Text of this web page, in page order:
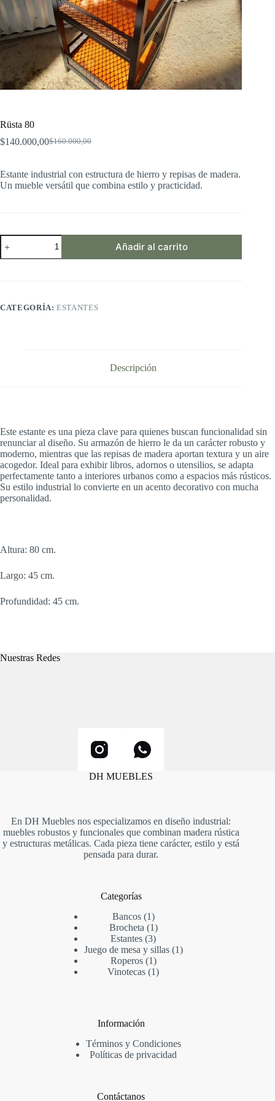
Rüsta 80
$160.000,00
El
era:
$160.000,00.
$140.000,00El
es:
$140.000,00.
Estante industrial con estructura de hierro y repisas de madera.
Un mueble versátil que combina estilo y practicidad.
Rüsta
80
cantidad
Añadir al carrito
CATEGORÍA:ESTANTES
Descripción
Este estante es una pieza clave para quienes buscan funcionalidad sin
renunciar al diseño. Su armazón de hierro le da un carácter robusto y
moderno, mientras que las repisas de madera aportan textura y un aire
acogedor. Ideal para exhibir libros, adornos o utensilios, se adapta
perfectamente tanto a interiores urbanos como a espacios más rústicos.
Su estilo industrial lo convierte en un acento decorativo con mucha
personalidad.
Altura: 80 cm.
Largo: 45 cm.
Profundidad: 45 cm.
Nuestras Redes
DH MUEBLES
En DH Muebles nos especializamos en diseño industrial:
muebles robustos y funcionales que combinan madera rústica
y estructuras metálicas. Cada pieza tiene carácter, estilo y está
pensada para durar.
Categorías
Bancos 11
producto
Brocheta 11
producto
Estantes 33
productos
Juego de mesa y sillas 11
Roperos 11
producto
Vinotecas 11
Información
Términos y Condiciones
Políticas de privacidad
Contáctanos